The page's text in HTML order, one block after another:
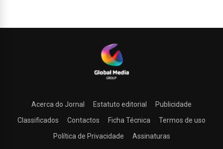
Acerca do Jornal Estatuto editorial
Publicidade
Classificados
Contactos Ficha Técnica
Termos de uso
Política de Privacidade
Assinaturas